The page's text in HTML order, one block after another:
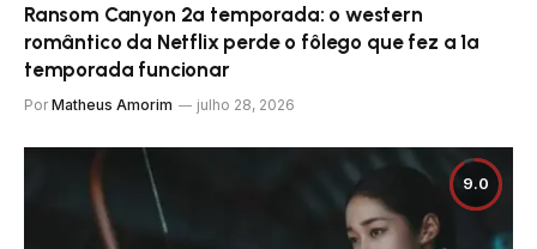
Ransom Canyon 2ª temporada: o western
romântico da Netflix perde o fôlego que fez a 1ª
temporada funcionar
Por Matheus Amorim julho 28, 2026
9.0